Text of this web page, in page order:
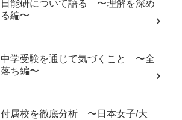
日能研について語る 〜理解を深め
る編〜
中学受験を通じて気づくこと 〜全
落ち編〜
付属校を徹底分析 〜日本女子/大